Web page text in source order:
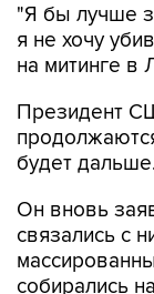
"Я бы лучше
я не хочу
на митинге в
Президент
будет
Он вновь
связались с
собирались